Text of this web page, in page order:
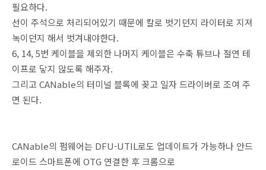
필요하다.
선이 주석으로 처리되어있기 때문에 칼로 벗기던지 라이터로 지져
녹이던지 해서 벗겨내야한다.
6, 14, 5번 케이블을 제외한 나머지 케이블은 수축 튜브나 절연 테
이프로 닿지 않도록 해주자.
그리고 CANable의 터미널 블록에 꽂고 일자 드라이버로 조여 주
면 된다.
CANable의 펌웨어는 DFU-UTIL로도 업데이트가 가능하나 안드
로이드 스마트폰에 OTG 연결한 후 크롬으로